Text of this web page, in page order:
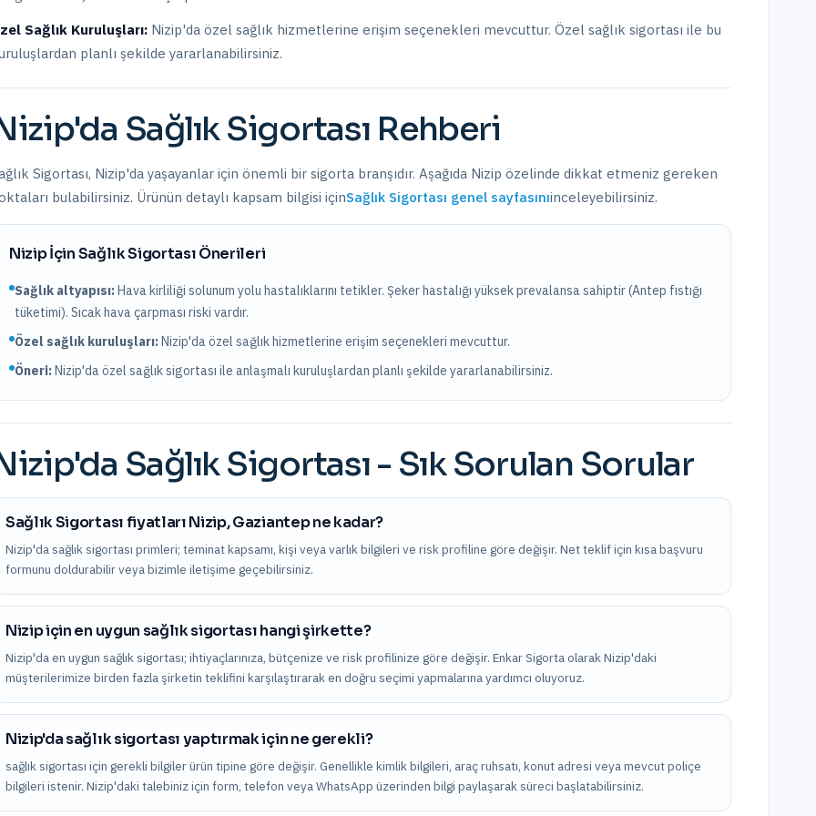
Sağlık Kuruluşları: Nizip'da özel sağlık hizmetlerine erişim seçenekleri mevcuttur. Özel sağlık sigortası ile bu
planlı şekilde yararlanabilirsiniz.
'da Sağlık Sigortası Rehberi
Sigortası, Nizip'da yaşayanlar için önemli bir sigorta branşıdır. Aşağıda Nizip özelinde dikkat etmeniz gereken
bulabilirsiniz. Ürünün detaylı kapsam bilgisi içinSağlık Sigortası genel sayfasınıinceleyebilirsiniz.
NizipİçinSağlık SigortasıÖnerileri
Sağlık altyapısı:Hava kirliliği solunum yolu hastalıklarını tetikler. Şeker hastalığı yüksek prevalansa sahiptir (Antep fıstığı
tüketimi). Sıcak hava çarpması riski vardır.
Özel sağlık kuruluşları:Nizip'daözel sağlık hizmetlerine erişim seçenekleri mevcuttur.
Öneri:Nizip'da özel sağlık sigortası ile anlaşmalı kuruluşlardan planlı şekilde yararlanabilirsiniz.
'da Sağlık Sigortası - Sık Sorulan Sorular
Sağlık Sigortası fiyatları Nizip, Gaziantep ne kadar?
Nizip'da sağlık sigortası primleri; teminat kapsamı, kişi veya varlık bilgileri ve risk profiline göre değişir. Net teklif için kısa başvuru
formunu doldurabilir veya bizimle iletişime geçebilirsiniz.
Nizip için en uygun sağlık sigortası hangi şirkette?
Nizip'da en uygun sağlık sigortası; ihtiyaçlarınıza, bütçenize ve risk profilinize göre değişir. Enkar Sigorta olarak Nizip'daki
müşterilerimize birden fazla şirketin teklifini karşılaştırarak en doğru seçimi yapmalarına yardımcı oluyoruz.
Nizip'da sağlık sigortası yaptırmak için ne gerekli?
sağlık sigortası için gerekli bilgiler ürün tipine göre değişir. Genellikle kimlik bilgileri, araç ruhsatı, konut adresi veya mevcut poliçe
bilgileri istenir. Nizip'daki talebiniz için form, telefon veya WhatsApp üzerinden bilgi paylaşarak süreci başlatabilirsiniz.